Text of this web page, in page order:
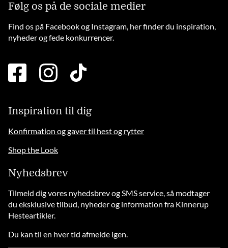
Følg os på de sociale medier
Find os på Facebook og Instagram, her finder du inspiration,
nyheder og fede konkurrencer.
facebook
square
instagramtiktok
Inspiration til dig
Konfirmation og gaver til hest og rytter
Shop the Look
Nyhedsbrev
Tilmeld dig vores nyhedsbrev og SMS service, så modtager
du eksklusive tilbud, nyheder og information fra Kinnerup
Hesteartikler.
Du kan til en hver tid afmelde igen.